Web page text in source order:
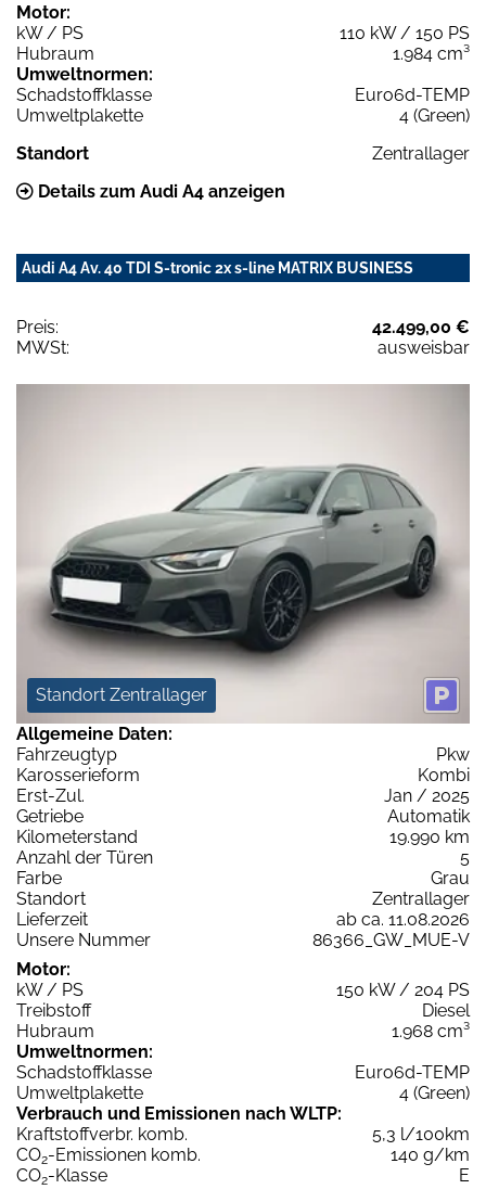
Motor:
kW / PS
110 kW / 150 PS
Hubraum
1.984 cm³
Umweltnormen:
Schadstoffklasse
Euro6d-TEMP
Umweltplakette
4 (Green)
Standort
Zentrallager
Details zum Audi A4 anzeigen
Audi A4 Av. 40 TDI S-tronic 2x s-line MATRIX BUSINESS
Preis:
42.499,00 €
MWSt:
ausweisbar
Standort Zentrallager
Allgemeine Daten:
Fahrzeugtyp
Pkw
Karosserieform
Kombi
Erst-Zul.
Jan / 2025
Getriebe
Automatik
Kilometerstand
19.990 km
Anzahl der Türen
5
Farbe
Grau
Standort
Zentrallager
Lieferzeit
ab ca. 11.08.2026
Unsere Nummer
86366_GW_MUE-V
Motor:
kW / PS
150 kW / 204 PS
Treibstoff
Diesel
Hubraum
1.968 cm³
Umweltnormen:
Schadstoffklasse
Euro6d-TEMP
Umweltplakette
4 (Green)
Verbrauch und Emissionen nach WLTP:
Kraftstoffverbr. komb.
5,3 l/100km
CO2-Emissionen komb.
140 g/km
CO2-Klasse
E